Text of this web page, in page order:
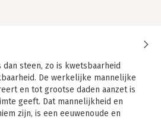
steen, zo is kwetsbaarheid
De werkelijke mannelijke
en tot grootse daden aanzet is
geeft. Dat mannelijkheid en
zijn, is een eeuwenoude en